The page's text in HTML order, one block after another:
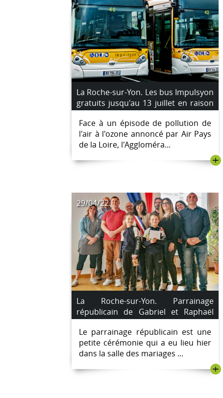
La Roche-sur-Yon. Les bus Impulsyon
gratuits jusqu'au 13 juillet en raison
d'un pic de pollution à l'ozone
Face à un épisode de pollution de
l'air à l'ozone annoncé par Air Pays
de la Loire, l'Aggloméra...
+
29/04/22
La Roche-sur-Yon. Parrainage
républicain de Gabriel et Raphaël
Saroyan.
Le parrainage républicain est une
petite cérémonie qui a eu lieu hier
dans la salle des mariages ...
+